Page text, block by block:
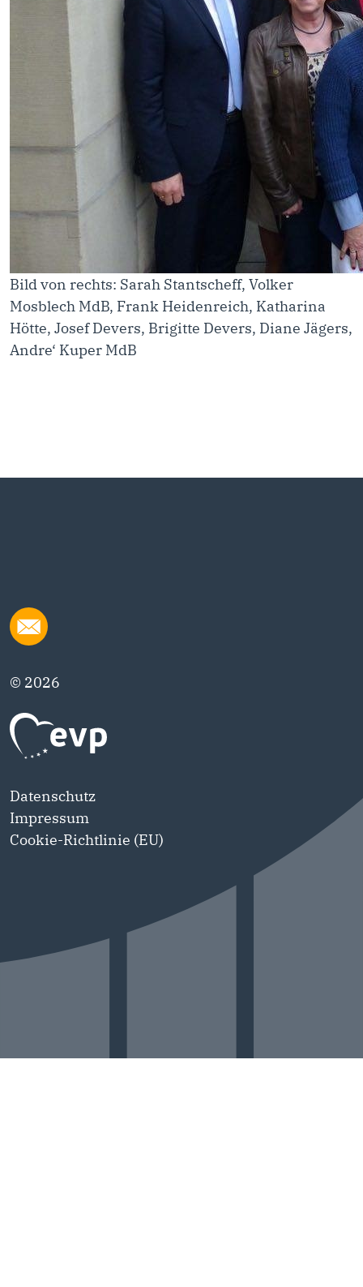
Bild von rechts: Sarah Stantscheff, Volker
Mosblech MdB, Frank Heidenreich, Katharina
Hötte, Josef Devers, Brigitte Devers, Diane Jägers,
Andre‘ Kuper MdB
© 2026
Datenschutz
Impressum
Cookie-Richtlinie (EU)